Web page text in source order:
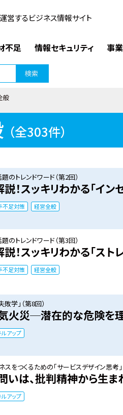
営するビジネス情報サイト
不足 情報セキュリティ 事
検索
般
（全303件）
のトレンドワード（第2回）
！スッキリわかる「イン
不足対策 経営全般
のトレンドワード（第3回）
！スッキリわかる「スト
不足対策 経営全般
学」（第8回）
火災─潜在的な危険を
ルアップ
をつくるための「サービスデザイン思考」
いは、批判精神から生ま
ルアップ